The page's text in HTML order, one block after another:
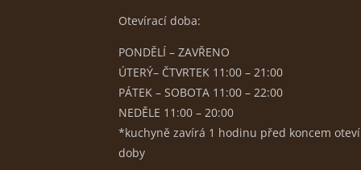
Otevírací doba:
PONDĚLÍ – ZAVŘENO
ÚTERÝ– ČTVRTEK 11:00 – 21:00
PÁTEK – SOBOTA 11:00 – 22:00
NEDĚLE 11:00 – 20:00
*kuchyně zavírá 1 hodinu před koncem
doby